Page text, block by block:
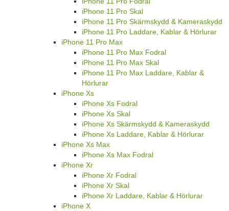
iPhone 11 Pro Skal
iPhone 11 Pro Skärmskydd & Kameraskydd
iPhone 11 Pro Laddare, Kablar & Hörlurar
iPhone 11 Pro Max
iPhone 11 Pro Max Fodral
iPhone 11 Pro Max Skal
iPhone 11 Pro Max Laddare, Kablar &
Hörlurar
iPhone Xs
iPhone Xs Fodral
iPhone Xs Skal
iPhone Xs Skärmskydd & Kameraskydd
iPhone Xs Laddare, Kablar & Hörlurar
iPhone Xs Max
iPhone Xs Max Fodral
iPhone Xr
iPhone Xr Fodral
iPhone Xr Skal
iPhone Xr Laddare, Kablar & Hörlurar
iPhone X